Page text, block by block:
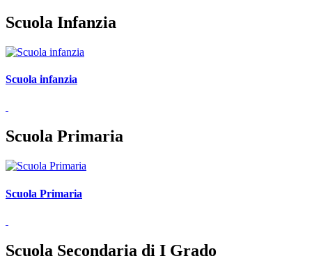
Scuola Infanzia
Scuola infanzia
Scuola Primaria
Scuola Primaria
Scuola Secondaria di I Grado